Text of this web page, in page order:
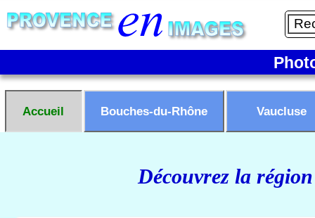
Accueil Bouches-du-Rhône Vaucluse
Découvrez la